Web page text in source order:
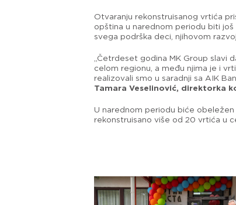
Otvaranju rekonstruisanog vrtića
opština u narednom periodu biti
svega podrška deci, njihovom
„Četrdeset godina MK Group slavi
celom regionu, a među njima je i
realizovali smo u saradnji sa AIK
Tamara Veselinović, direktorka
U narednom periodu biće
rekonstruisano više od 20 vrtića u